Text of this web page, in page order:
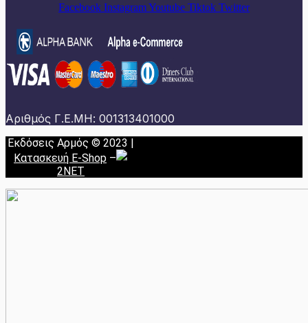
Facebook InstagramYoutube Tiktok Twitter
Αριθμός Γ.Ε.ΜΗ: 001313401000
Εκδόσεις Αρμός © 2023 |
Κατασκευή E-Shop –
2NET